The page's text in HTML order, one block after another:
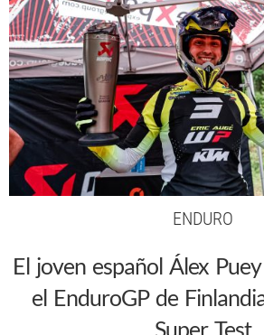
ENDURO
El joven español Álex
el EnduroGP de
Super Test